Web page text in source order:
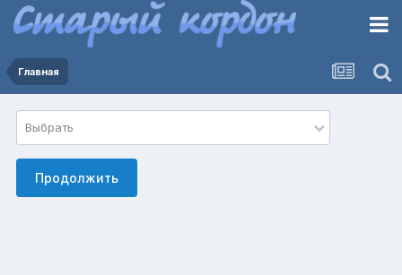
Главная
Выбрать
Продолжить